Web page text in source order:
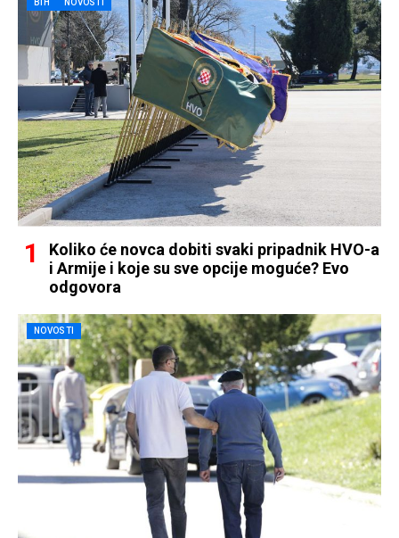
Koliko će novca dobiti svaki pripadnik HVO-a
i Armije i koje su sve opcije moguće? Evo
odgovora
NOVOSTI